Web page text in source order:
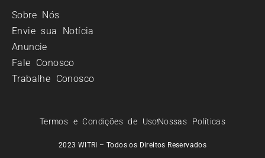
Sobre Nós
Envie sua Notícia
Anuncie
Fale Conosco
Trabalhe Conosco
Termos e Condições de UsoNossas Políticas
2023 WITRI – Todos os Direitos Reservados